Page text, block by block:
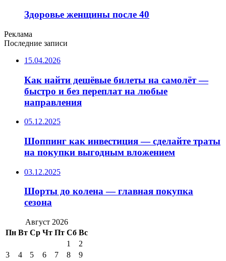
Здоровье женщины после 40
Реклама
Последние записи
15.04.2026
Как найти дешёвые билеты на самолёт —
быстро и без переплат на любые
направления
05.12.2025
Шоппинг как инвестиция — сделайте траты
на покупки выгодным вложением
03.12.2025
Шорты до колена — главная покупка
сезона
Август 2026
Пн Вт Ср Чт Пт Сб Вс
1
2
3
4 5 6 7 8
9